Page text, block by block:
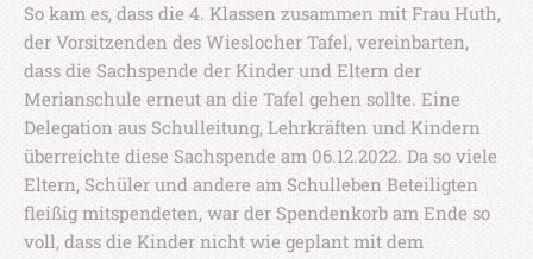
So kam es, dass die 4. Klassen zusammen mit Frau Huth,
der Vorsitzenden des Wieslocher Tafel, vereinbarten,
dass die Sachspende der Kinder und Eltern der
Merianschule erneut an die Tafel gehen sollte. Eine
Delegation aus Schulleitung, Lehrkräften und Kindern
überreichte diese Sachspende am 06.12.2022. Da so viele
Eltern, Schüler und andere am Schulleben Beteiligten
fleißig mitspendeten, war der Spendenkorb am Ende so
voll, dass die Kinder nicht wie geplant mit dem